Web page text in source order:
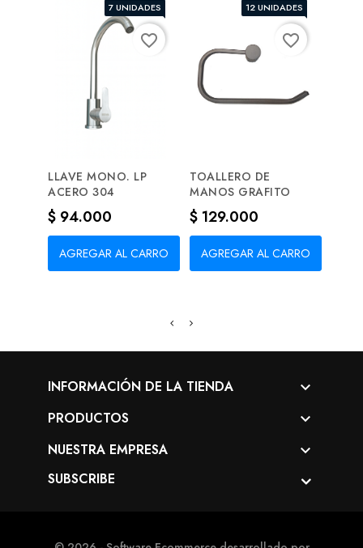
7 UNIDADES
LLAVE MONO. LP
ACERO 304
Precio
$ 94.000
AGREGAR AL CARRO
favorite_border
12 UNIDADES
TOALLERO DE
MANOS GRAFITO
Precio
$ 129.000
AGREGAR AL CARRO
favorite_border
INFORMACIÓN DE LA TIENDA 
PRODUCTOS 
NUESTRA EMPRESA 
SUBSCRIBE